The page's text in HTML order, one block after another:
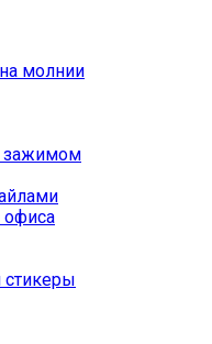
молнии
зажимом
офиса
стикеры